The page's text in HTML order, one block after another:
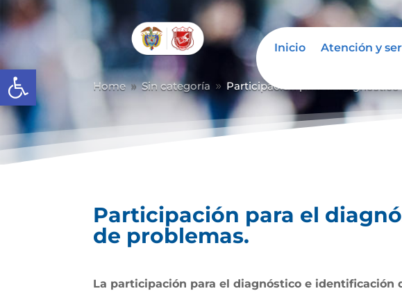
Abrir barra de herramientas
Inicio Atención y
Home 9 Sin categoría 9 Participación para el
Participación para el
de problemas.
La participación para el diagnóstico e identificación